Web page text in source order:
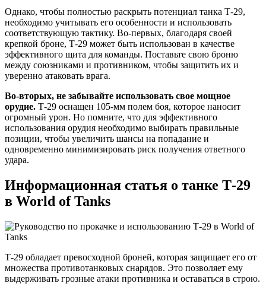
Однако, чтобы полностью раскрыть потенциал танка Т-29,
необходимо учитывать его особенности и использовать
соответствующую тактику. Во-первых, благодаря своей
крепкой броне, Т-29 может быть использован в качестве
эффективного щита для команды. Поставьте свою броню
между союзниками и противником, чтобы защитить их и
уверенно атаковать врага.
Во-вторых, не забывайте использовать свое мощное
орудие. Т-29 оснащен 105-мм полем боя, которое наносит
огромный урон. Но помните, что для эффективного
использования орудия необходимо выбирать правильные
позиции, чтобы увеличить шансы на попадание и
одновременно минимизировать риск получения ответного
удара.
Информационная статья о танке Т-29
в World of Tanks
Т-29 обладает превосходной броней, которая защищает его от
множества противотанковых снарядов. Это позволяет ему
выдерживать грозные атаки противника и оставаться в строю.